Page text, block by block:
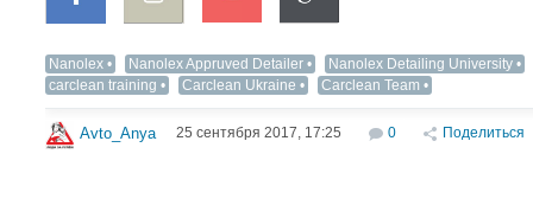
Nanolex Nanolex Appruved Detailer
Nanolex Detailing University
carclean training
Carclean Ukraine Carclean Team
Avto_Anya 25 сентября 2017, 17:25 0 Поделиться